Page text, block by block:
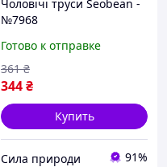
Чоловічі труси Seobean -
№7968
Готово к отправке
344₴
361 ₴
Купить
Сила природи 91%